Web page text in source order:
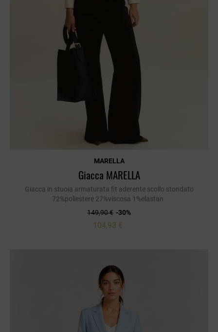
MARELLA
Giacca MARELLA
Giacca in stuoia armaturata fit aderente scollo stondato
72%poliestere 27%viscosa 1%elastan
149,90 € -30%
104,93 €